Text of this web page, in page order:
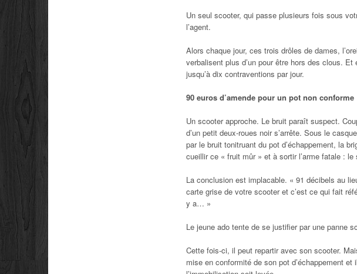
Un seul scooter, qui passe plusieurs fois sous
l’agent.
Alors chaque jour, ces trois drôles de dames,
verbalisent plus d’un pour être hors des clous.
jusqu’à dix contraventions par jour.
90 euros d’amende pour un pot non conforme
Un scooter approche. Le bruit paraît suspect.
d’un petit deux-roues noir s’arrête. Sous le
par le bruit tonitruant du pot d’échappement, la
cueillir ce « fruit mûr » et à sortir l’arme fatale : le
La conclusion est implacable. « 91 décibels au
carte grise de votre scooter et c’est ce qui fait
y a… »
Le jeune ado tente de se justifier par une panne
Cette fois-ci, il peut repartir avec son scooter.
mise en conformité de son pot d’échappement